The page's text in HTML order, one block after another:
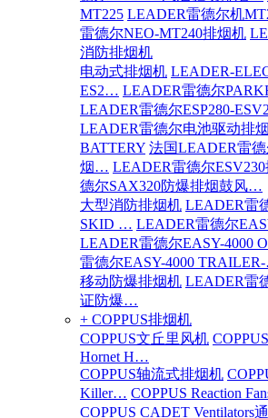
MT225 LEADER雷德尔机
雷德尔NEO-MT240排烟机
消防排烟机
电动式排烟机 LEADER-
ES2… LEADER雷德尔
LEADER雷德尔ESP280-
LEADER雷德尔电池驱动排
BATTERY 法国LEADER雷
烟… LEADER雷德尔
德尔SAX320防爆排烟鼓风…
大型消防排烟机 LEADER雷
SKID … LEADER雷德尔
LEADER雷德尔EASY-4000
雷德尔EASY-4000
移动防爆排烟机 LEADER雷
证防爆…
+ COPPUS排烟机
COPPUS文丘里风机
Hornet H…
COPPUS轴流式排烟机
Killer… COPPUS Reaction
COPPUS CADET Ventilators